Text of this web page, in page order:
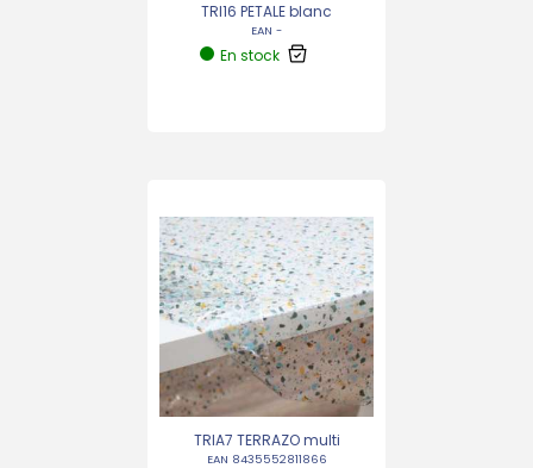
TRI16 PETALE blanc
EAN -
En stock
TRIA7 TERRAZO multi
EAN 8435552811866